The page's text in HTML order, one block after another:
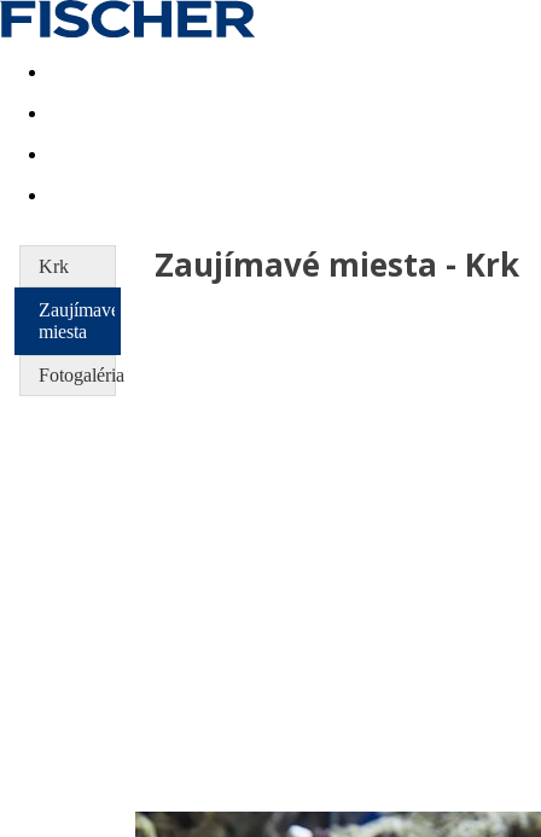
Last minute Dovolenkové kluby
Krk
Zaujímavé
miesta
Fotogaléria
Zaujímavé miesta - Krk